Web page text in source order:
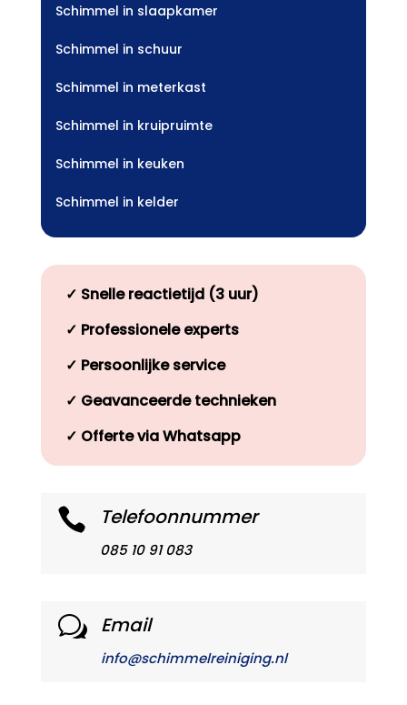
Schimmel in slaapkamer
Schimmel in schuur
Schimmel in meterkast
Schimmel in kruipruimte
Schimmel in keuken
Schimmel in kelder
✓ Snelle reactietijd (3 uur)
✓ Professionele experts
✓ Persoonlijke service
✓ Geavanceerde technieken
✓ Offerte via Whatsapp
 Telefoonnummer
085 10 91 083
w Email
info@schimmelreiniging.nl